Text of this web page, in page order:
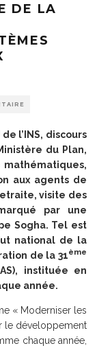
DE LA
l’INS, discours
du Plan,
aux agents de
visite des
par une
Sogha. Tel est
national de la
de la 31ème
instituée en
année.
« Moderniser les
le développement
chaque année,